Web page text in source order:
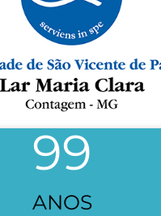
ANOS
99